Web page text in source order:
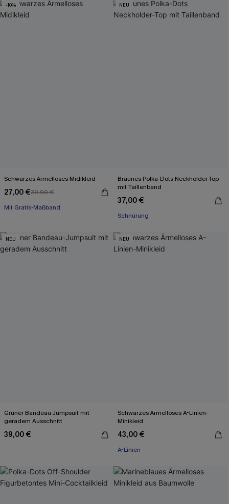
-10%
Schwarzes Ärmelloses Midikleid
27,00 €30,00 €
Mit Gratis-Maßband
High waist
NEU
Braunes Polka-Dots Neckholder-Top
mit Taillenband
37,00 €
Schnürung
NEU
Grüner Bandeau-Jumpsuit mit
geradem Ausschnitt
39,00 €
NEU
Schwarzes Ärmelloses A-Linien-
Minikleid
43,00 €
A-Linien